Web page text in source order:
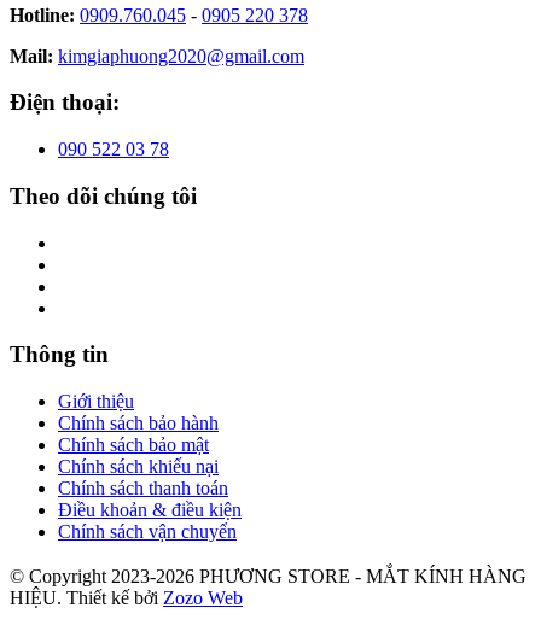
Hotline: 0909.760.045 - 0905 220 378
Mail: kimgiaphuong2020@gmail.com
Điện thoại:
090 522 03 78
Theo dõi chúng tôi
Thông tin
Giới thiệu
Chính sách bảo hành
Chính sách bảo mật
Chính sách khiếu nại
Chính sách thanh toán
Điều khoản & điều kiện
Chính sách vận chuyển
© Copyright 2023-2026 PHƯƠNG STORE - MẮT KÍNH HÀNG
HIỆU. Thiết kế bởi Zozo Web